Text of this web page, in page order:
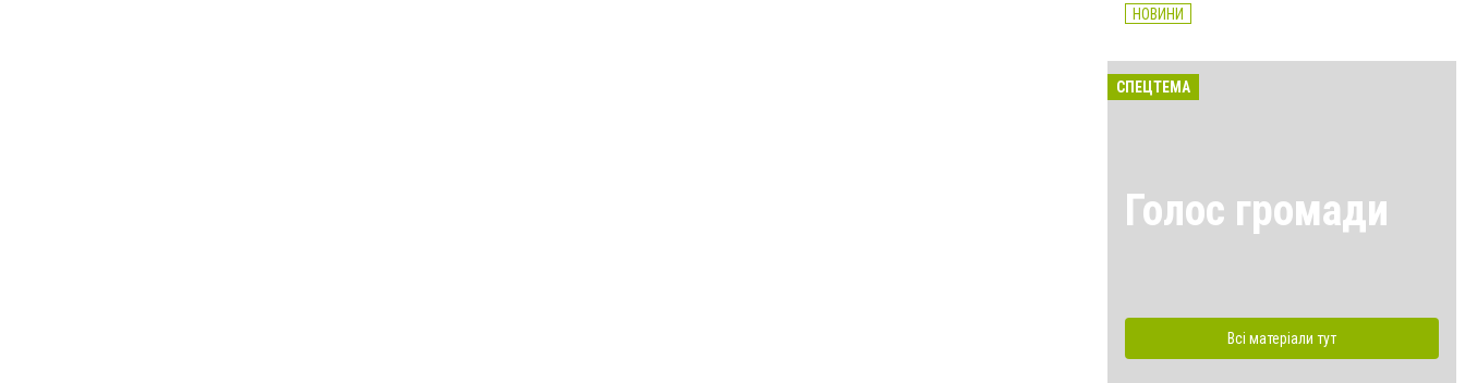
НОВИНИ
СПЕЦТЕМА
Голос громади
Всі матеріали тут